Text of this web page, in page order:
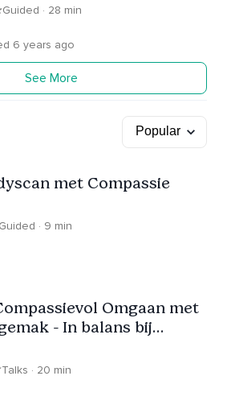
Guided · 28 min
6 years ago
See More
met Compassie
Guided · 9 min
Omgaan met
- In balans bij
Talks · 20 min